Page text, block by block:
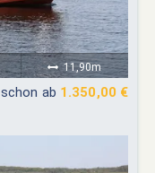
11,90m
schon ab 1.350,00 €